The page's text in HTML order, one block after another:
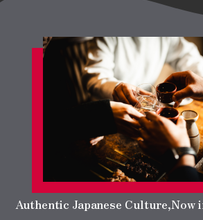
Authentic Japanese Culture,Now